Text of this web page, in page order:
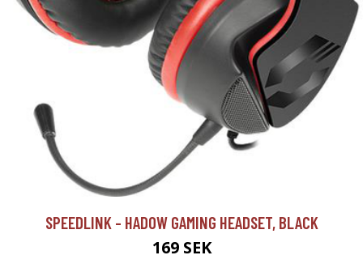
SPEEDLINK - HADOW GAMING HEADSET, BLACK
169 SEK